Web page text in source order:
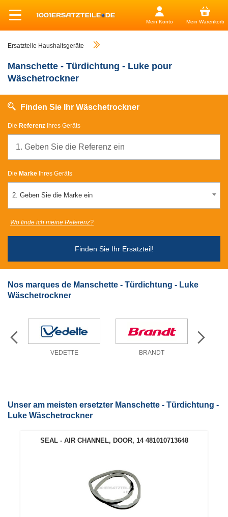
Mein Konto Mein Warenkorb
Ersatzteile Haushaltsgeräte
Manschette - Türdichtung - Luke pour
Wäschetrockner
Finden Sie Ihr Wäschetrockner
Die Referenz Ihres Geräts
Die Marke Ihres Geräts
2. Geben Sie die Marke ein
Finden Sie Ihr Ersatzteil!
Wo finde ich meine Referenz?
Nos marques de Manschette - Türdichtung - Luke
Wäschetrockner
VEDETTE BRANDT
Unser am meisten ersetzter Manschette - Türdichtung -
Luke Wäschetrockner
SEAL - AIR CHANNEL, DOOR, 14 481010713648